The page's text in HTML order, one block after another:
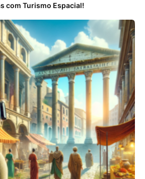
com Turismo Espacial!